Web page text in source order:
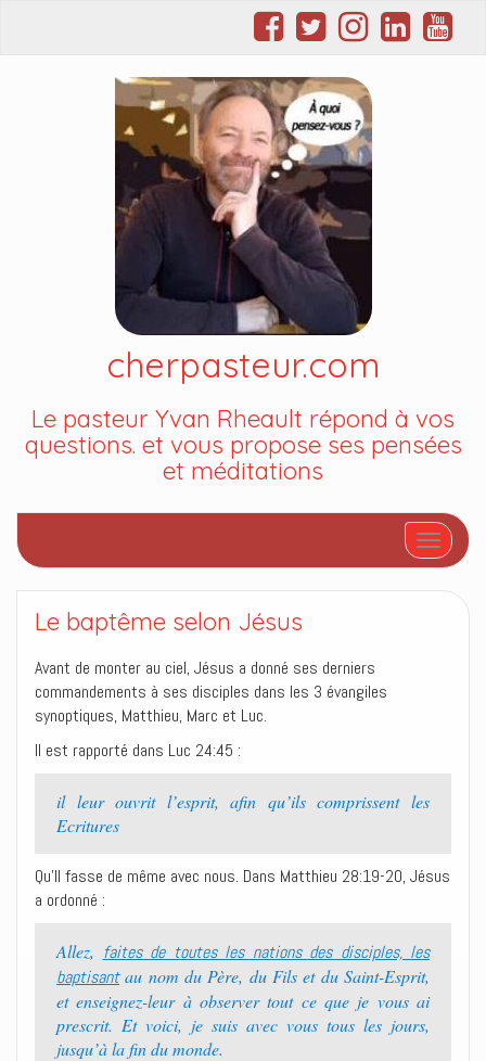
cherpasteur.com
Le pasteur Yvan Rheault répond à vos
questions. et vous propose ses pensées
et méditations
Afficher/
Le baptême selon Jésus
Avant de monter au ciel, Jésus a donné ses derniers
commandements à ses disciples dans les 3 évangiles
synoptiques, Matthieu, Marc et Luc.
Il est rapporté dans Luc 24:45 :
il leur ouvrit l’esprit, afin qu’ils comprissent les
Ecritures
Qu’Il fasse de même avec nous. Dans Matthieu 28:19-20, Jésus
a ordonné :
Allez, faites de toutes les nations des disciples, les
baptisantau nom du Père, du Fils et du Saint-Esprit,
et enseignez-leur à observer tout ce que je vous ai
prescrit. Et voici, je suis avec vous tous les jours,
jusqu’à la fin du monde.